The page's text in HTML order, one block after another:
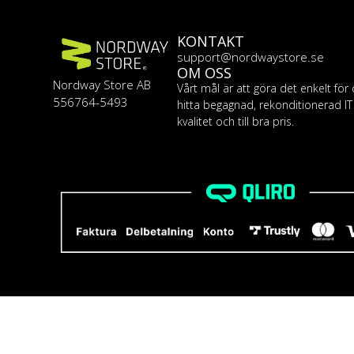
Nordway Store AB
556764-5493
KONTAKT
support@nordwaystore.se
OM OSS
Vårt mål är att göra det enkelt för
hitta begagnad, rekonditionerad
kvalitet och till bra pris.